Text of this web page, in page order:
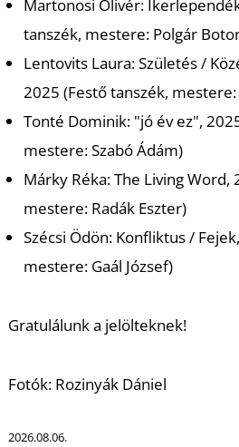
Martonosi Olivér:
tanszék, mestere: Polgár
Lentovits Laura: Születés /
2025 (Festő tanszék,
Tonté Dominik: "jó év ez",
mestere: Szabó Ádám)
Márky Réka: The Living Word,
mestere: Radák Eszter)
Szécsi Ödön: Konfliktus /
mestere: Gaál József)
Gratulálunk a jelölteknek!
Fotók: Rozinyák Dániel
2026.08.06.